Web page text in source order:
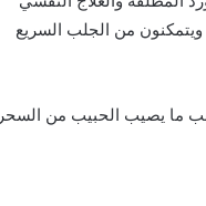
من الجلب السريع
ما يصيب الحبيب من السحر